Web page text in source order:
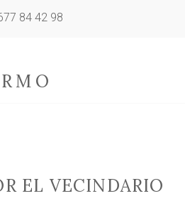
84 42 98
EL VECINDARIO